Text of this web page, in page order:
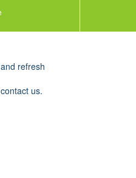
refresh
us.